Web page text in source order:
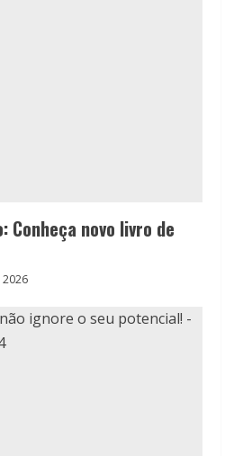
novo livro de
2026